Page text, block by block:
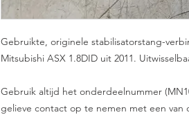
Gebruikte, originele stabilisatorstang-
Mitsubishi ASX 1.8DID uit 2011.
Gebruik altijd het onderdeelnummer
gelieve contact op te nemen met een van